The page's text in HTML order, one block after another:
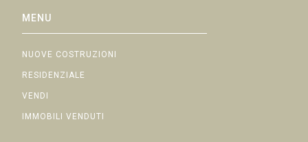
MENU
NUOVE COSTRUZIONI
RESIDENZIALE
VENDI
IMMOBILI VENDUTI